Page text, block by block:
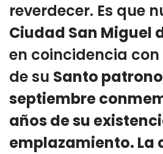
reverdecer. Es que
Ciudad San Miguel
en coincidencia
de su Santo patrono
septiembre
años de su
emplazamiento. La